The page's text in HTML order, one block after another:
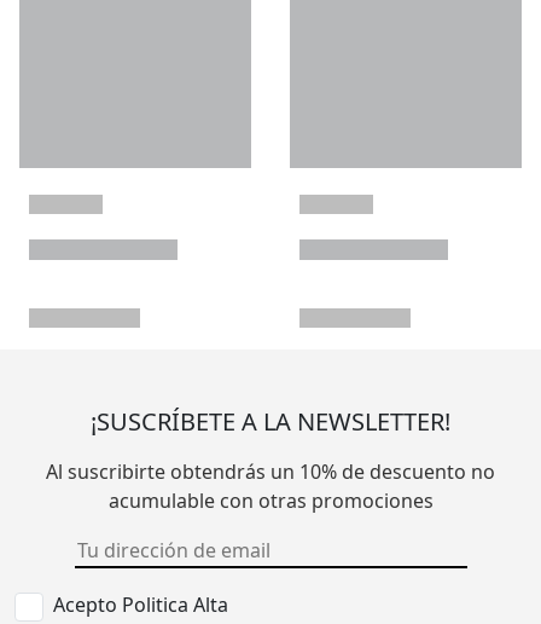
¡SUSCRÍBETE A LA NEWSLETTER!
Al suscribirte obtendrás un 10% de descuento no
acumulable con otras promociones
Acepto Politica Alta